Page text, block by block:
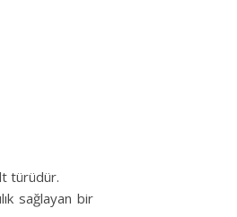
türüdür.
sağlayan bir